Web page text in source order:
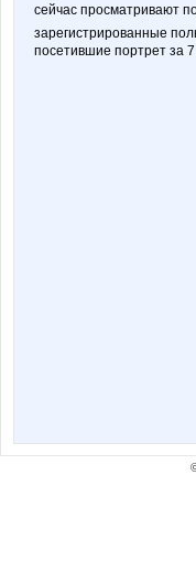
сейчас просматривают
зарегистрированные
посетившие портрет за